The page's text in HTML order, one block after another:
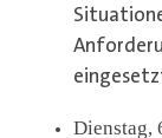
Dienstag,